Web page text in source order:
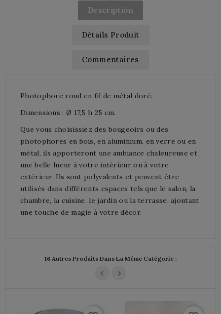
Description
Détails Produit
Commentaires
Photophore rond en fil de métal doré.
Dimensions : Ø 17,5 h 25 cm.
Que vous choisissiez des bougeoirs ou des
photophores en bois, en aluminium, en verre ou en
métal, ils apporteront une ambiance chaleureuse et
une belle lueur à votre intérieur ou à votre
extérieur. Ils sont polyvalents et peuvent être
utilisés dans différents espaces tels que le salon, la
chambre, la cuisine, le jardin ou la terrasse, ajoutant
une touche de magie à votre décor.
16 Autres Produits Dans La Même Catégorie :